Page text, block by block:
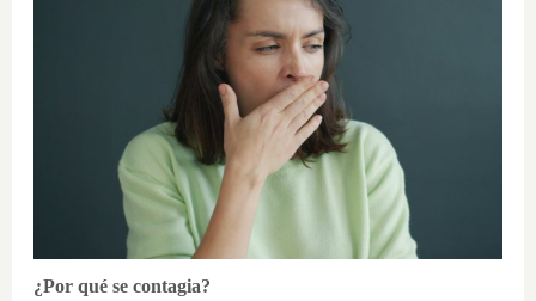
¿Por qué se contagia?